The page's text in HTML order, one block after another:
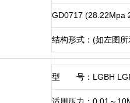
GD0717
结构形式：(如左图所
型 号：LGBH